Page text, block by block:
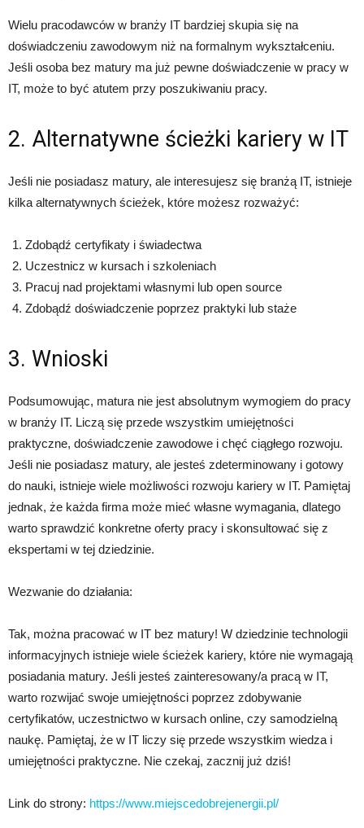
Wielu pracodawców w branży IT bardziej skupia się na
doświadczeniu zawodowym niż na formalnym wykształceniu.
Jeśli osoba bez matury ma już pewne doświadczenie w pracy w
IT, może to być atutem przy poszukiwaniu pracy.
2. Alternatywne ścieżki kariery w IT
Jeśli nie posiadasz matury, ale interesujesz się branżą IT, istnieje
kilka alternatywnych ścieżek, które możesz rozważyć:
Zdobądź certyfikaty i świadectwa
Uczestnicz w kursach i szkoleniach
Pracuj nad projektami własnymi lub open source
Zdobądź doświadczenie poprzez praktyki lub staże
3. Wnioski
Podsumowując, matura nie jest absolutnym wymogiem do pracy
w branży IT. Liczą się przede wszystkim umiejętności
praktyczne, doświadczenie zawodowe i chęć ciągłego rozwoju.
Jeśli nie posiadasz matury, ale jesteś zdeterminowany i gotowy
do nauki, istnieje wiele możliwości rozwoju kariery w IT. Pamiętaj
jednak, że każda firma może mieć własne wymagania, dlatego
warto sprawdzić konkretne oferty pracy i skonsultować się z
ekspertami w tej dziedzinie.
Wezwanie do działania:
Tak, można pracować w IT bez matury! W dziedzinie technologii
informacyjnych istnieje wiele ścieżek kariery, które nie wymagają
posiadania matury. Jeśli jesteś zainteresowany/a pracą w IT,
warto rozwijać swoje umiejętności poprzez zdobywanie
certyfikatów, uczestnictwo w kursach online, czy samodzielną
naukę. Pamiętaj, że w IT liczy się przede wszystkim wiedza i
umiejętności praktyczne. Nie czekaj, zacznij już dziś!
Link do strony: https://www.miejscedobrejenergii.pl/